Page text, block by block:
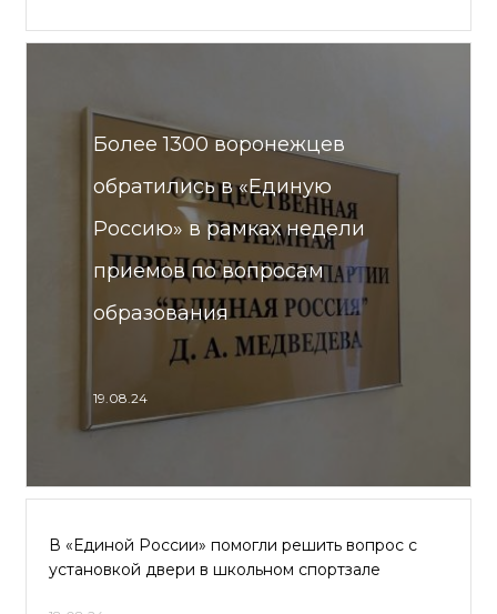
Более 1300 воронежцев
обратились в «Единую
Россию» в рамках недели
приемов по вопросам
образования
19.08.24
В «Единой России» помогли решить вопрос с
установкой двери в школьном спортзале